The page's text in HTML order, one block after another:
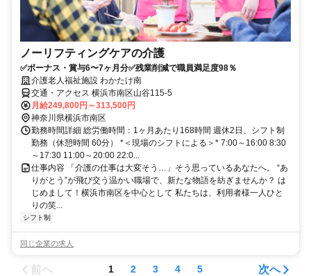
ノーリフティングケアの介護
✅ボーナス・賞与6〜7ヶ月分✅残業削減で職員満足度98％
介護老人福祉施設 わかたけ南
交通・アクセス 横浜市南区山谷115-5
月給249,800円～313,500円
神奈川県横浜市南区
勤務時間詳細 総労働時間：1ヶ月あたり168時間 週休2日、シフト制
勤務（休憩時間 60分） *＜現場のシフトによる＞* 7:00～16:00 8:30
～17:30 11:00～20:00 22:0...
仕事内容 「介護の仕事は大変そう…」そう思っているあなたへ。 “あ
りがとう”が飛び交う温かい職場で、新たな物語を紡ぎませんか？ は
じめまして！横浜市南区を中心として 私たちは、利用者様一人ひと
りの笑...
シフト制
同じ企業の求人
前へ 1 2 3 4 5 次へ